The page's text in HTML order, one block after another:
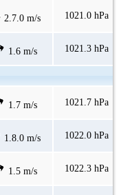
2.7.0 m/s 1021.0 hPa
1.6 m/s 1021.3 hPa
1.7 m/s 1021.7 hPa
1.8.0 m/s 1022.0 hPa
1.5 m/s 1022.3 hPa